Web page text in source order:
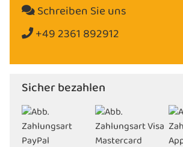
Schreiben Sie uns
+49 2361 892912
Sicher bezahlen